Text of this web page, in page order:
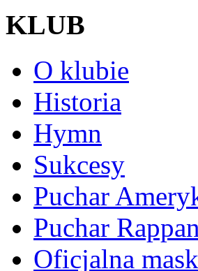
KLUB
O klubie
Historia
Hymn
Sukcesy
Puchar
Puchar
Oficjalna